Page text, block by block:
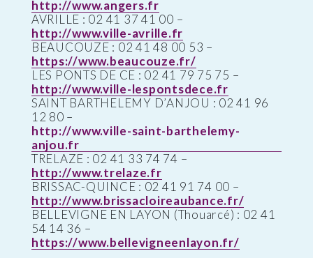
http://www.angers.fr
AVRILLE : 02 41 37 41 00 –
http://www.ville-avrille.fr
BEAUCOUZE : 02 41 48 00 53 –
https://www.beaucouze.fr/
LES PONTS DE CE : 02 41 79 75 75 –
http://www.ville-lespontsdece.fr
SAINT BARTHELEMY D’ANJOU : 02 41 96
12 80 –
http://www.ville-saint-barthelemy-
anjou.fr
TRELAZE : 02 41 33 74 74 –
http://www.trelaze.fr
BRISSAC-QUINCE : 02 41 91 74 00 –
http://www.brissacloireaubance.fr/
BELLEVIGNE EN LAYON (Thouarcé) : 02 41
54 14 36 –
https://www.bellevigneenlayon.fr/